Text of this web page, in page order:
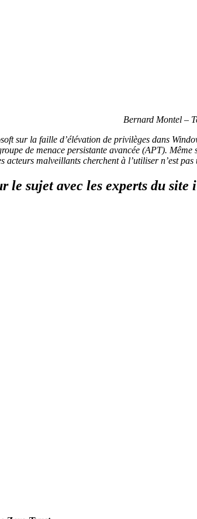
Bernard Montel –
sur la faille d’élévation de privilèges dans
de menace persistante avancée (APT).
acteurs malveillants cherchent à l’utiliser n’est
le sujet avec les experts du